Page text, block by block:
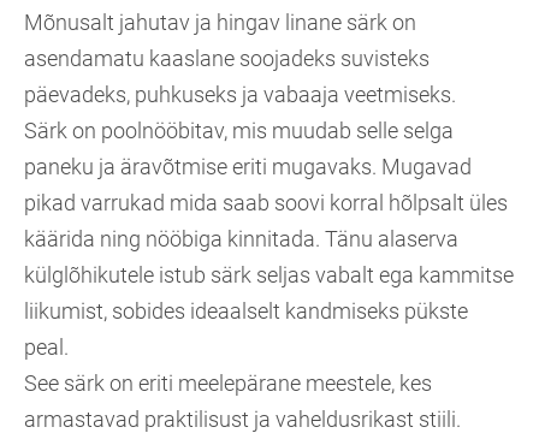
Mõnusalt jahutav ja hingav linane särk on
asendamatu kaaslane soojadeks suvisteks
päevadeks, puhkuseks ja vabaaja veetmiseks.
Särk on poolnööbitav, mis muudab selle selga
paneku ja äravõtmise eriti mugavaks. Mugavad
pikad varrukad mida saab soovi korral hõlpsalt üles
käärida ning nööbiga kinnitada. Tänu alaserva
külglõhikutele istub särk seljas vabalt ega kammitse
liikumist, sobides ideaalselt kandmiseks pükste
peal.
See särk on eriti meelepärane meestele, kes
armastavad praktilisust ja vaheldusrikast stiili.